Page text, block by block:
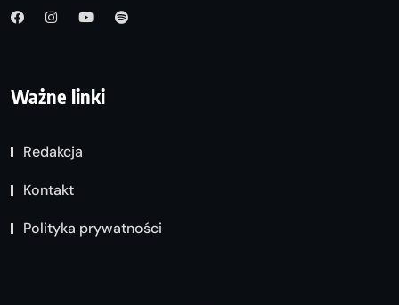
Ważne linki
Redakcja
Kontakt
Polityka prywatności